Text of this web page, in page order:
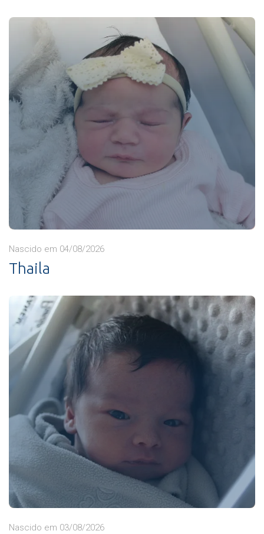
Nascido em 04/08/2026
Thaila
Nascido em 03/08/2026